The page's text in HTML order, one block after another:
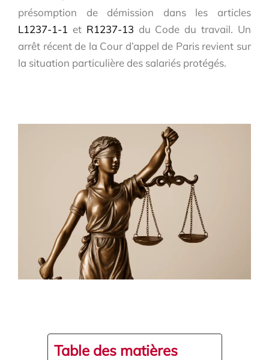
présomption de démission dans les articles
L1237-1-1 et R1237-13 du Code du travail. Un
arrêt récent de la Cour d’appel de Paris revient sur
la situation particulière des salariés protégés.
Table des matières